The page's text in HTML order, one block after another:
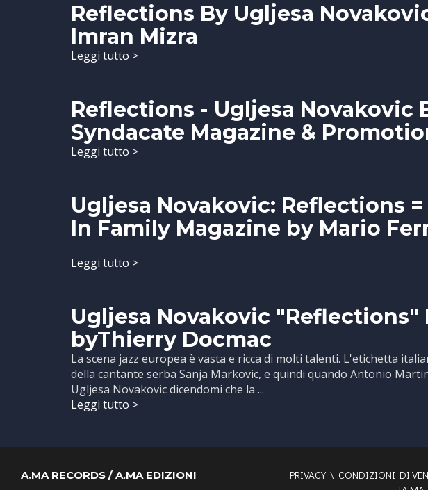
Reflections By Ugljesa
Imran Mizra
Leggi tutto >
Reflections - Ugljesa Novakovic
Syndacate Magazine &
Leggi tutto >
Ugljesa Novakovic: Reflections
In Family Magazine by Mario
Leggi tutto >
Ugljesa Novakovic "Reflections"
byThierry Docmac
La scena jazz europea è vasta e ricca di molti talenti. L'etichetta
della cantante serba Sanja Markovic, e quindi quando Antonio
Ugljesa Novakovic dicendomi che la ...
Leggi tutto >
A.MA RECORDS / A.MA EDIZIONI PRIVACY\ CONDIZIONI DI